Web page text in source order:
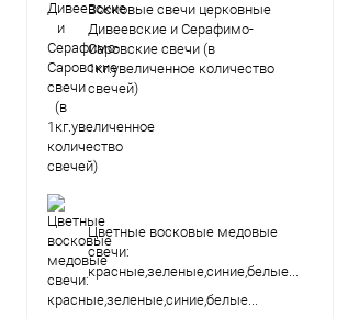
Восковые свечи церковные
Дивеевские и Серафимо-
Саровские свечи (в
1кг.увеличенное количество
свечей)
Цветные восковые медовые
свечи:
красные,зеленые,синие,белые...